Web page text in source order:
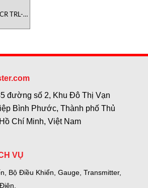
TRL-
đường số 2, Khu Đô Thị Vạn
Bình Phước, Thành phố Thủ
Chí Minh, Việt Nam
VỤ
Bộ Điều Khiển, Gauge, Transmitter,